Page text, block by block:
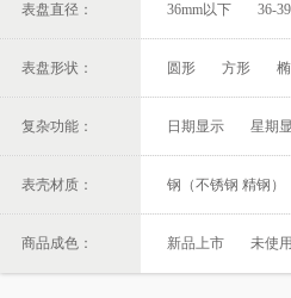
表盘直径： 36mm以下 36-
表盘形状： 圆形 方形
复杂功能： 日期显示 星期
表壳材质： 钢（不锈钢 精钢）
商品成色： 新品上市 未使